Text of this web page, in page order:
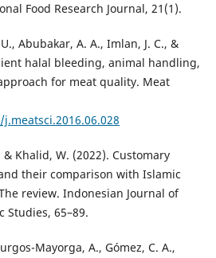
Food Research Journal, 21(1).
Abubakar, A. A., Imlan, J. C., &
halal bleeding, animal handling,
for meat quality. Meat
Khalid, W. (2022). Customary
their comparison with Islamic
review. Indonesian Journal of
65–89.
Mayorga, A., Gómez, C. A.,